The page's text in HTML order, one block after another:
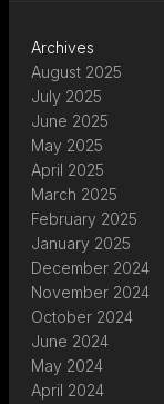
Archives
August 2025
July 2025
June 2025
May 2025
April 2025
March 2025
February 2025
January 2025
December 2024
November 2024
October 2024
June 2024
May 2024
April 2024